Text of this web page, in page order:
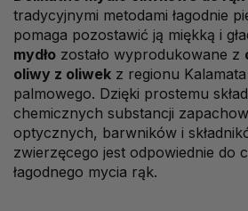
tradycyjnymi metodami łagodnie
pomaga pozostawić ją miękką i
mydło zostało wyprodukowane z
oliwy z oliwek z regionu
palmowego. Dzięki prostemu
chemicznych substancji
optycznych, barwników i
zwierzęcego jest odpowiednie do
łagodnego mycia rąk.